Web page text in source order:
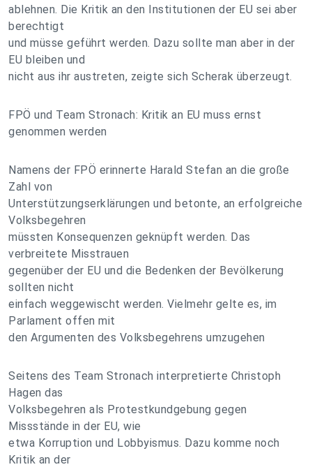
ablehnen. Die Kritik an den Institutionen der EU sei aber
berechtigt
und müsse geführt werden. Dazu sollte man aber in der
EU bleiben und
nicht aus ihr austreten, zeigte sich Scherak überzeugt.
FPÖ und Team Stronach: Kritik an EU muss ernst
genommen werden
Namens der FPÖ erinnerte Harald Stefan an die große
Zahl von
Unterstützungserklärungen und betonte, an erfolgreiche
Volksbegehren
müssten Konsequenzen geknüpft werden. Das
verbreitete Misstrauen
gegenüber der EU und die Bedenken der Bevölkerung
sollten nicht
einfach weggewischt werden. Vielmehr gelte es, im
Parlament offen mit
den Argumenten des Volksbegehrens umzugehen
Seitens des Team Stronach interpretierte Christoph
Hagen das
Volksbegehren als Protestkundgebung gegen
Missstände in der EU, wie
etwa Korruption und Lobbyismus. Dazu komme noch
Kritik an der